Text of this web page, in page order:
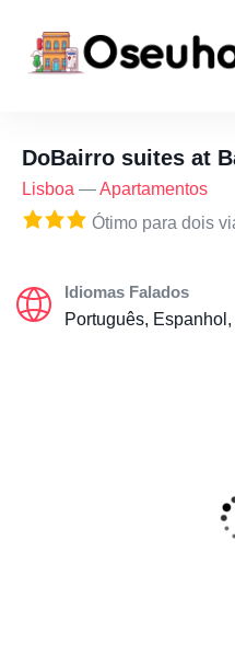
DoBairro suites at
Lisboa —Apartamentos
Ótimo para dois
Idiomas Falados
Português,